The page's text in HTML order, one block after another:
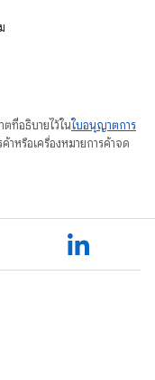
ที่อธิบายไว้ในใบอนุญาตการ
าหรือเครื่องหมายการค้าจด